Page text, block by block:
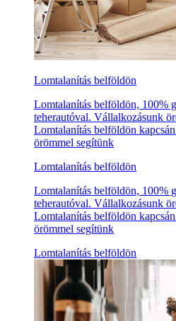
Lomtalanítás belföldön
Lomtalanítás belföldön, 100%
teherautóval. Vállalkozásunk
Lomtalanítás belföldön
örömmel segítünk
Lomtalanítás belföldön
Lomtalanítás belföldön, 100%
teherautóval. Vállalkozásunk
Lomtalanítás belföldön
örömmel segítünk
Lomtalanítás belföldön